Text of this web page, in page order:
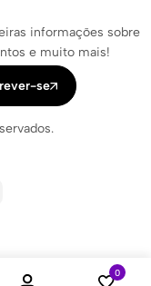
informações sobre
e muito mais!
se
0